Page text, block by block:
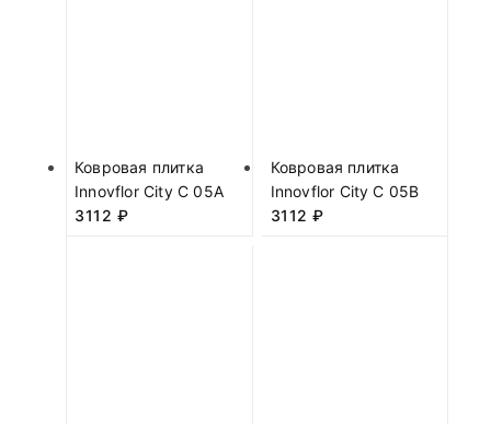
Ковровая плитка
Innovflor City C 05A
3112 ₽
Ковровая плитка
Innovflor City C 05B
3112 ₽